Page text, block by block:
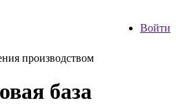
Войти
производством
база